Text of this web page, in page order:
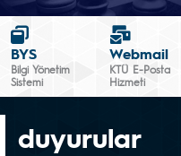
BYS
Bilgi Yönetim
Sistemi
Webmail
KTÜ E-Posta
Hizmeti
duyurular